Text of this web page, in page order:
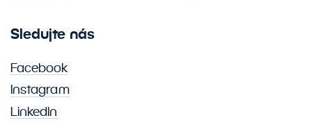
Sledujte nás
Facebook
Instagram
LinkedIn